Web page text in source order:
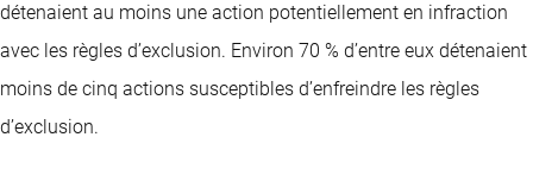
détenaient au moins une action potentiellement en infraction
avec les règles d’exclusion. Environ 70 % d’entre eux détenaient
moins de cinq actions susceptibles d’enfreindre les règles
d’exclusion.